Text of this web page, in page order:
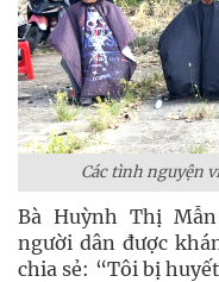
Các tình nguyện
Bà Huỳnh Thị
người dân được
chia sẻ: “Tôi bị